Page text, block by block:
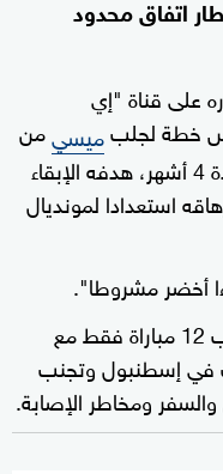
اتفاق محدود
على قناة "إي
خطة لجلبميسيمن
إنتر ميامي في إطار اتفاق محدود لمدة 4 أشهر، هدفه الإبقاء
استعدادا لمونديال
أخضر مشروطا".
واشترط ميسي، بحسب توزيمان، لعب 12 مباراة فقط مع
في إسطنبول وتجنب
والسفر ومخاطر الإصابة.